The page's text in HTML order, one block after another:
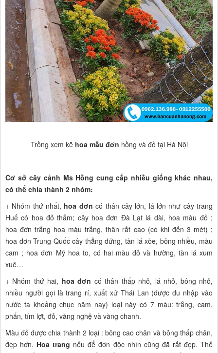
Trồng xem kẽ hoa mẫu đơn hồng và đỏ tại Hà Nội
Cơ sở cây cảnh Ms Hồng cung cấp nhiều giống khác nhau,
có thể chia thành 2 nhóm:
+ Nhóm thứ nhất, hoa đơn có thân cây lớn, lá lớn như cây trang
Huế có hoa đỏ thẫm; cây hoa đơn Đà Lạt lá dài, hoa màu đỏ ;
hoa đơn trắng hoa màu trắng, thân rất cao (có khi đến 3 mét) ;
hoa đơn Trung Quốc cây thẳng đứng, tàn lá xòe, bông nhiều, màu
cam ; hoa đơn Mỹ hoa to, có hai màu đỏ và hường, tàn lá xum
xuê…
+ Nhóm thứ hai, hoa đơn có thân thấp nhỏ, lá nhỏ, bông nhỏ,
nhiều người gọi là trang rí, xuất xứ Thái Lan (được du nhập vào
nước ta khoảng chục năm nay) loại này có 7 màu: trắng, cam,
phấn, tím lợt, đỏ, vàng nghệ và vàng chanh.
Màu đỏ được chia thành 2 loại : bông cao chân và bông thấp chân,
đẹp hơn. Hoa trang nếu để đơn độc nhìn cũng đã rất đẹp. Thế